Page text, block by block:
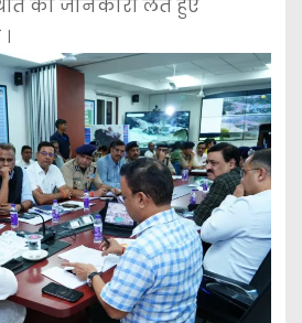
की जानकारी लेते हुए